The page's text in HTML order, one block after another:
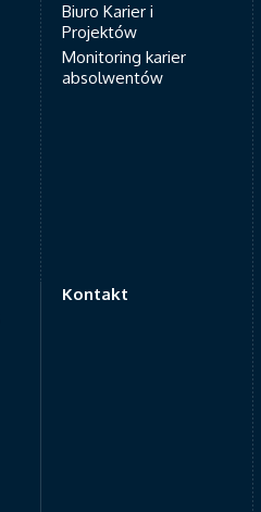
Biuro Karier i
Projektów
Monitoring karier
absolwentów
Kontakt